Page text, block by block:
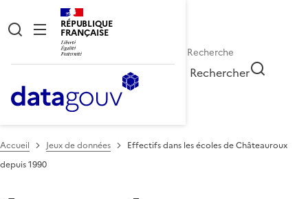
RÉPUBLIQUE
FRANÇAISE
Rechercher
Accueil Jeux de données
Effectifs dans les écoles de Châteauroux
depuis 1990